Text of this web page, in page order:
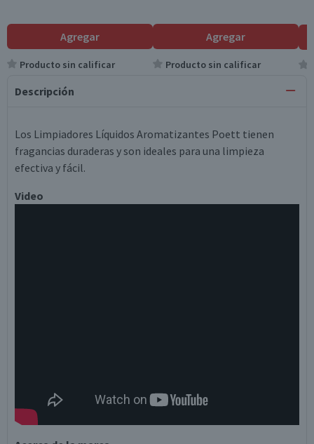
Agregar
Producto sin calificar
Agregar
Producto sin calificar
Descripción
Los Limpiadores Líquidos Aromatizantes Poett tienen
fragancias duraderas y son ideales para una limpieza
efectiva y fácil.
Video